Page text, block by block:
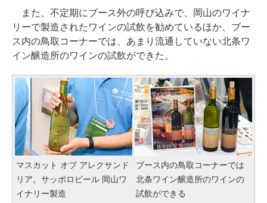
また、不定期にブース外の呼び込みで、岡山のワイナ
リーで製造されたワインの試飲を勧めているほか、ブー
ス内の鳥取コーナーでは、あまり流通していない北条ワ
イン醸造所のワインの試飲ができた。
マスカット オブ アレクサンド
リア。サッポロビール 岡山ワ
イナリー製造
ブース内の鳥取コーナーでは
北条ワイン醸造所のワインの
試飲ができる